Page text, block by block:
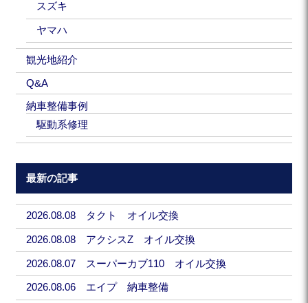
スズキ
ヤマハ
観光地紹介
Q&A
納車整備事例
駆動系修理
最新の記事
2026.08.08 タクト オイル交換
2026.08.08 アクシスZ オイル交換
2026.08.07 スーパーカブ110 オイル交換
2026.08.06 エイプ 納車整備